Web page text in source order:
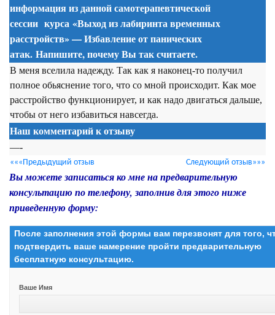
информация из даннойсамотерапевтической
сессии курса «Выход из лабиринта временных
расстройств» — Избавление от панических
атак. Напишите, почему Вы так считаете.
В меня вселила надежду. Так как я наконец-то получил
полное обьяснение того, что со мной происходит. Как мое
расстройство функционирует, и как надо двигаться дальше,
чтобы от него избавиться навсегда.
Наш комментарий к отзыву
—-
«««Предыдущий отзыв Следующий отзыв»»»
Вы можете записаться ко мне на предварительную
консультацию по телефону, заполнив для этого ниже
приведенную форму:
После заполнения этой формы вам перезвонят для того,
подтвердить ваше намерение пройти предварительную
бесплатную консультацию.
Ваше Имя